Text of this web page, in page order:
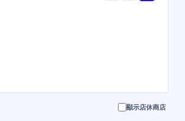
顯示店休商店